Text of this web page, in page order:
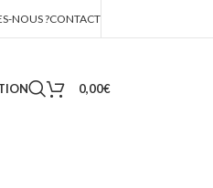
NOUS ?CONTACT
0,00€